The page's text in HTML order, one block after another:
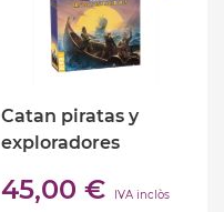
Catan piratas y
exploradores
45,00 € IVA inclòs